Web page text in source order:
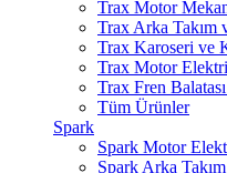
Trax Motor
Trax Arka Takım
Trax Karoseri ve
Trax Motor
Trax Fren
Tüm Ürünler
Spark
Spark Motor
Spark Arka